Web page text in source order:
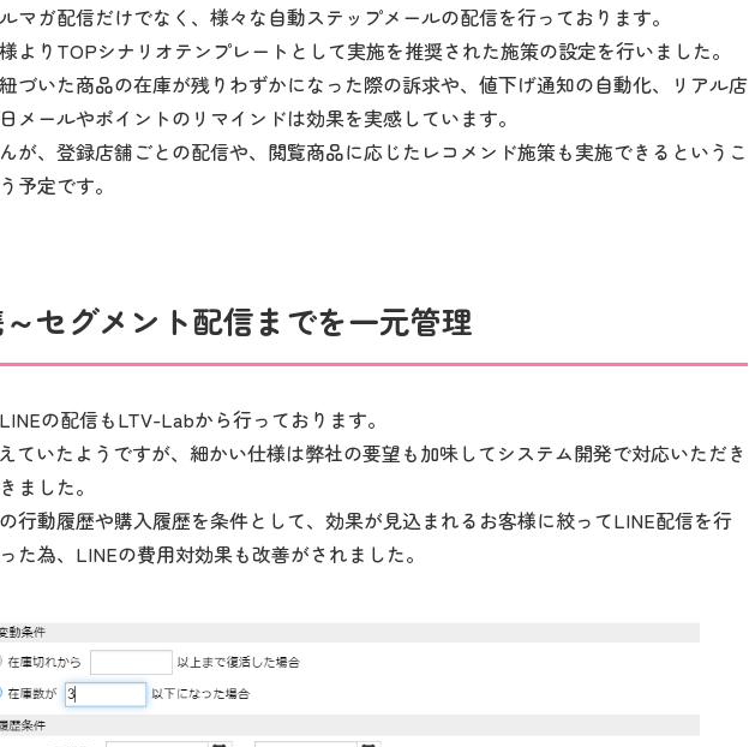
マガ配信だけでなく、様々な自動ステップメールの配信を行っております。
よりTOPシナリオテンプレートとして実施を推奨された施策の設定を行いました。
づいた商品の在庫が残りわずかになった際の訴求や、値下げ通知の自動化、リアル店
メールやポイントのリマインドは効果を実感しています。
が、登録店舗ごとの配信や、閲覧商品に応じたレコメンド施策も実施できるというこ
予定です。
セグメント配信までを一元管理
の配信もLTV-Labから行っております。
ていたようですが、細かい仕様は弊社の要望も加味してシステム開発で対応いただき
ました。
行動履歴や購入履歴を条件として、効果が見込まれるお客様に絞ってLINE配信を行
た為、LINEの費用対効果も改善がされました。